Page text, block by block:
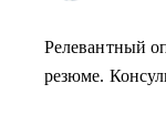
Релевантный
резюме.